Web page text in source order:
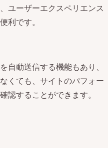
ユーザーエクスペリエンス
利です。
自動送信する機能もあり、
くても、サイトのパフォー
認することができます。